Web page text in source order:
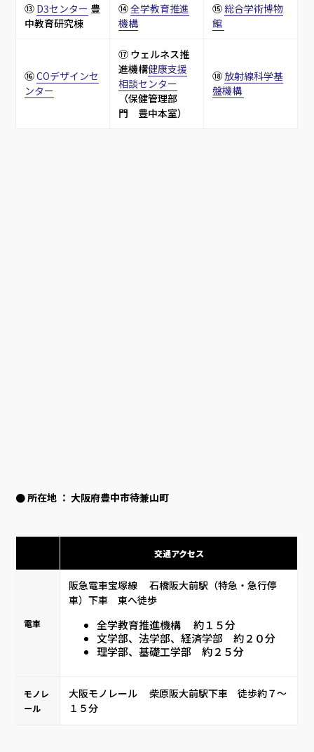
⑬ D3センター 豊
中教育研究棟
⑭ 全学教育推進
機構
⑮ 総合学術博物
館
⑯ COデザインセ
ンター
⑰ ウェルネス推
進機構健康支援
相談センター
（保健管理部
門　豊中本室）
⑱ 放射線科学基
盤機構
● 所在地 ： 大阪府豊中市待兼山町
交通アクセス
電車
阪急電車宝塚線 石橋阪大前駅（特急・急行停
車）下車 東へ徒歩
全学教育推進機構 約１５分
文学部、法学部、経済学部 約２０分
理学部、基礎工学部 約２５分
モノレ
ール
大阪モノレール 柴原阪大前駅下車 徒歩約７～
１５分